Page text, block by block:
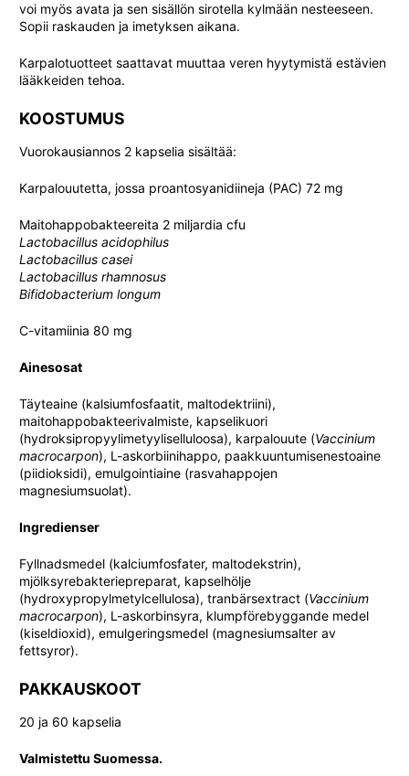
voi myös avata ja sen sisällön sirotella kylmään nesteeseen.
Sopii raskauden ja imetyksen aikana.
Karpalotuotteet saattavat muuttaa veren hyytymistä estävien
lääkkeiden tehoa.
KOOSTUMUS
Vuorokausiannos 2 kapselia sisältää:
Karpalouutetta, jossa proantosyanidiineja (PAC) 72 mg
Maitohappobakteereita 2 miljardia cfu
Lactobacillus acidophilus
Lactobacillus casei
Lactobacillus rhamnosus
Bifidobacterium longum
C-vitamiinia 80 mg
Ainesosat
Täyteaine (kalsiumfosfaatit, maltodektriini),
maitohappobakteerivalmiste, kapselikuori
(hydroksipropyylimetyyliselluloosa), karpalouute (Vaccinium
macrocarpon), L-askorbiinihappo, paakkuuntumisenestoaine
(piidioksidi), emulgointiaine (rasvahappojen
magnesiumsuolat).
Ingredienser
Fyllnadsmedel (kalciumfosfater, maltodekstrin),
mjölksyrebakteriepreparat, kapselhölje
(hydroxypropylmetylcellulosa), tranbärsextract (Vaccinium
macrocarpon), L-askorbinsyra, klumpförebyggande medel
(kiseldioxid), emulgeringsmedel (magnesiumsalter av
fettsyror).
PAKKAUSKOOT
20 ja 60 kapselia
Valmistettu Suomessa.